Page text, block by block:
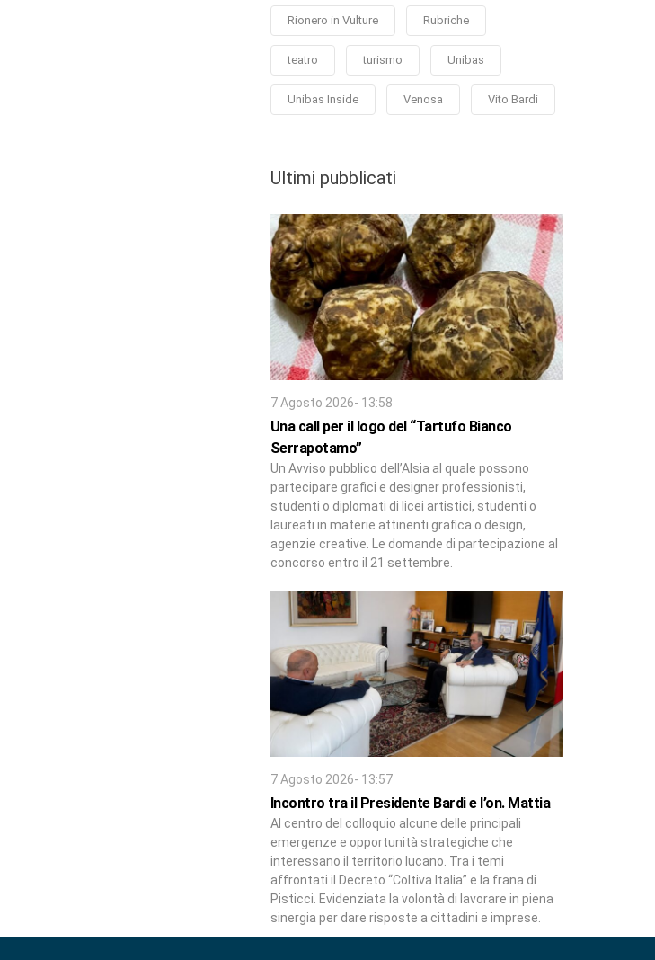
Rionero in Vulture Rubriche
teatro turismo Unibas
Unibas Inside Venosa Vito Bardi
Ultimi pubblicati
7 Agosto 2026- 13:58
Una call per il logo del “Tartufo Bianco
Serrapotamo”
Un Avviso pubblico dell’Alsia al quale possono
partecipare grafici e designer professionisti,
studenti o diplomati di licei artistici, studenti o
laureati in materie attinenti grafica o design,
agenzie creative. Le domande di partecipazione al
concorso entro il 21 settembre.
7 Agosto 2026- 13:57
Incontro tra il Presidente Bardi e l’on. Mattia
Al centro del colloquio alcune delle principali
emergenze e opportunità strategiche che
interessano il territorio lucano. Tra i temi
affrontati il Decreto “Coltiva Italia” e la frana di
Pisticci. Evidenziata la volontà di lavorare in piena
sinergia per dare risposte a cittadini e imprese.